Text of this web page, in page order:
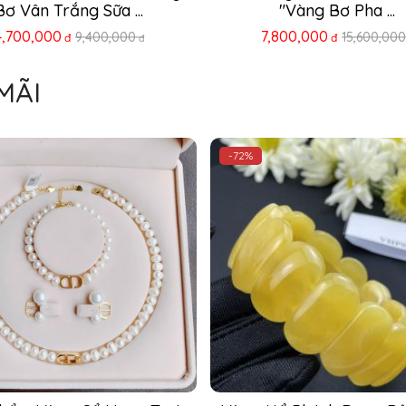
"Vàng Bơ Pha ...
đ 15,600,000 đ
Phách Baltic Vàng ...
7,900,000 đ 15,800,000
-72%